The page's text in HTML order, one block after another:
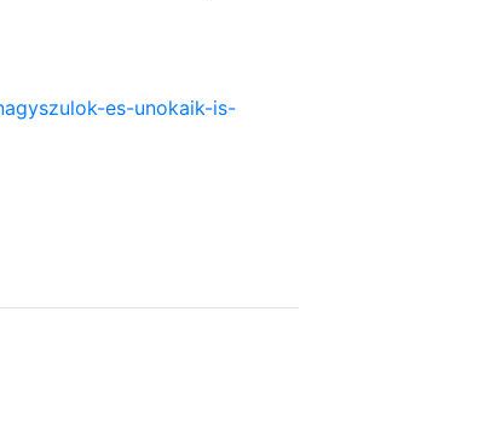
es-unokaik-is-